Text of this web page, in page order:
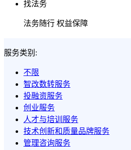
找法务
法务随行 权益保障
服务类别:
不限
智改数转服务
投融资服务
创业服务
人才与培训服务
技术创新和质量品牌服务
管理咨询服务